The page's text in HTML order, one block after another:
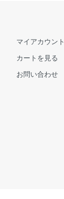
マイアカウント
カートを見る
お問い合わせ